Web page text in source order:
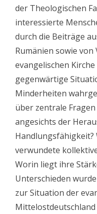
der Theologischen
interessierte
durch die Beiträge
Rumänien sowie
evangelischen
gegenwärtige
Minderheiten
über zentrale
angesichts der
Handlungsfähigkeit?
verwundete
Worin liegt ihre
Unterschieden
zur Situation der